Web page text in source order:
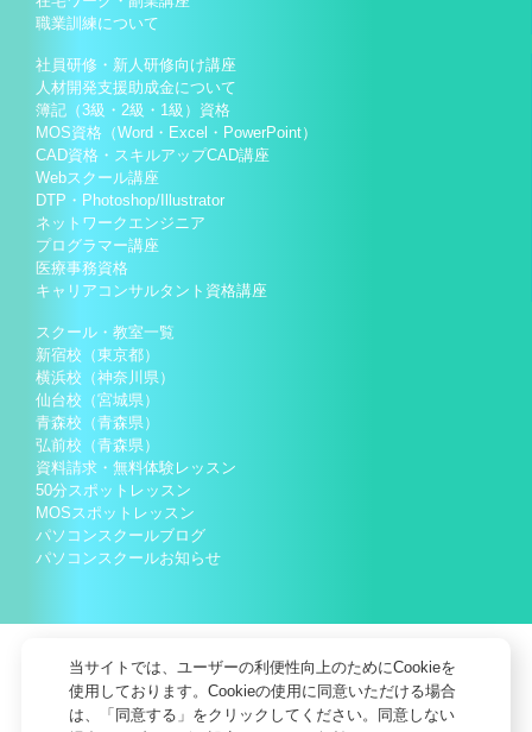
職業訓練について
社員研修・新人研修向け講座
人材開発支援助成金について
簿記（3級・2級・1級）資格
MOS資格（Word・Excel・PowerPoint）
CAD資格・スキルアップCAD講座
Webスクール講座
DTP・Photoshop/Illustrator
ネットワークエンジニア
プログラマー講座
医療事務資格
キャリアコンサルタント資格講座
スクール・教室一覧
新宿校（東京都）
横浜校（神奈川県）
仙台校（宮城県）
青森校（青森県）
弘前校（青森県）
資料請求・無料体験レッスン
50分スポットレッスン
MOSスポットレッスン
パソコンスクールブログ
パソコンスクールお知らせ
当サイトでは、ユーザーの利便性向上のためにCookieを
使用しております。Cookieの使用に同意いただける場合
は、「同意する」をクリックしてください。同意しない